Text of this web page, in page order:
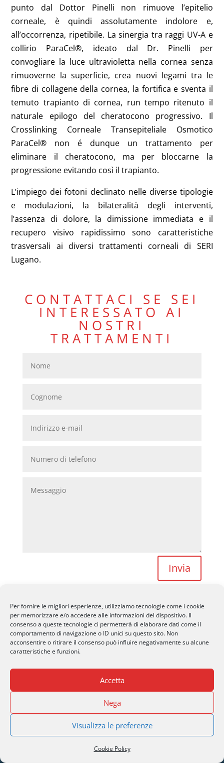
Per fornire le migliori esperienze, utilizziamo tecnologie come i cookie
per memorizzare e/o accedere alle informazioni del dispositivo. Il
consenso a queste tecnologie ci permetterà di elaborare dati come il
comportamento di navigazione o ID unici su questo sito. Non
acconsentire o ritirare il consenso può influire negativamente su alcune
caratteristiche e funzioni.
Accetta
Nega
Visualizza le preferenze
Cookie Policy
punto dal Dottor Pinelli non rimuove l’epitelio
corneale, è quindi assolutamente indolore e,
all’occorrenza, ripetibile. La sinergia tra raggi UV-A e
collirio ParaCel®, ideato dal Dr. Pinelli per
convogliare la luce ultravioletta nella cornea senza
rimuoverne la superficie, crea nuovi legami tra le
fibre di collagene della cornea, la fortifica e sventa il
temuto trapianto di cornea, run tempo ritenuto il
naturale epilogo del cheratocono progressivo. Il
Crosslinking Corneale Transepiteliale Osmotico
ParaCel® non é dunque un trattamento per
eliminare il cheratocono, ma per bloccarne la
progressione evitando così il trapianto.
L’impiego dei fotoni declinato nelle diverse tipologie
e modulazioni, la bilateralità degli interventi,
l’assenza di dolore, la dimissione immediata e il
recupero visivo rapidissimo sono caratteristiche
trasversali ai diversi trattamenti corneali di SERI
Lugano.
CONTATTACI SE SEI
INTERESSATO AI
NOSTRI
TRATTAMENTI
Invia
SERI Lugano
info@seri-lugano.ch
T+41 91 993 13 01
+39 02 8715 90 82